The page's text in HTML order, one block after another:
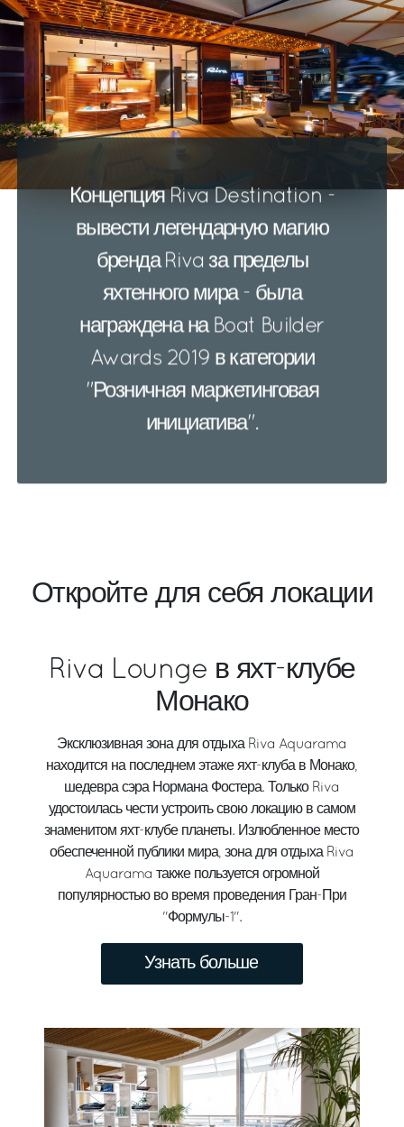
Концепция Riva Destination -
вывести легендарную магию
бренда Riva за пределы
яхтенного мира - была
награждена на Boat Builder
Awards 2019 в категории
"Розничная маркетинговая
инициатива".
Откройте для себя локации
Riva Lounge в яхт-клубе
Монако
Эксклюзивная зона для отдыха Riva Aquarama
находится на последнем этаже яхт-клуба в Монако,
шедевра сэра Нормана Фостера. Только Riva
удостоилась чести устроить свою локацию в самом
знаменитом яхт-клубе планеты. Излюбленное место
обеспеченной публики мира, зона для отдыха Riva
Aquarama также пользуется огромной
популярностью во время проведения Гран-При
"Формулы-1".
Узнать больше